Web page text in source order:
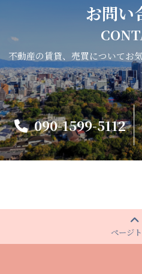
お問い
不動産の賃貸、売買についてお
090-1599-5112
ページ